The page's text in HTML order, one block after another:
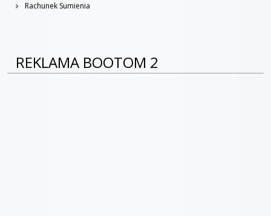
Rachunek Sumienia
REKLAMA BOOTOM 2